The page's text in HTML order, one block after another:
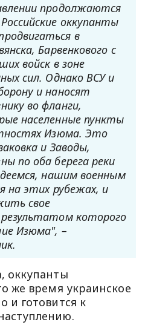
продолжаются
оккупанты
в
Барвенкового с
войск в зоне
сил. Однако ВСУ и
и наносят
во фланги,
населенные пункты
Изюма. Это
и Заводы,
по оба берега реки
нашим военным
на этих рубежах, и
свое
которого
Изюма", –
оккупанты
же время украинское
и готовится к